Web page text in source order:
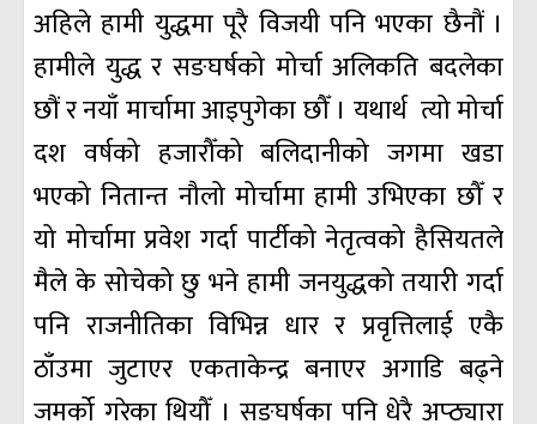
अहिले हामी युद्धमा पूरै विजयी पनि भएका छैनौं ।
हामीले युद्ध र सङघर्षको मोर्चा अलिकति बदलेका
छौं र नयाँ मार्चामा आइपुगेका छौँ । यथार्थ त्यो मोर्चा
दश वर्षको हजारौँको बलिदानीको जगमा खडा
भएको नितान्त नौलो मोर्चामा हामी उभिएका छौँ र
यो मोर्चामा प्रवेश गर्दा पार्टीको नेतृत्वको हैसियतले
मैले के सोचेको छु भने हामी जनयुद्धको तयारी गर्दा
पनि राजनीतिका विभिन्न धार र प्रवृत्तिलाई एकै
ठाँउमा जुटाएर एकताकेन्द्र बनाएर अगाडि बढ्ने
जमर्को गरेका थियौँ । सङघर्षका पनि धेरै अप्ठ्यारा